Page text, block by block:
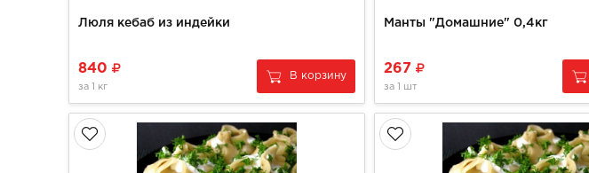
Люля кебаб из индейки
840
за 1 кг
В корзину
Манты "Домашние" 0,4кг
267
за 1 шт